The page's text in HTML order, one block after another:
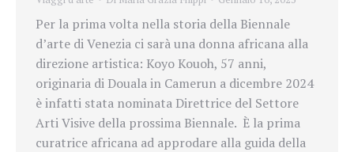
Per la prima volta nella storia della Biennale
d’arte di Venezia ci sarà una donna africana alla
direzione artistica: Koyo Kouoh, 57 anni,
originaria di Douala in Camerun a dicembre 2024
è infatti stata nominata Direttrice del Settore
Arti Visive della prossima Biennale. È la prima
curatrice africana ad approdare alla guida della